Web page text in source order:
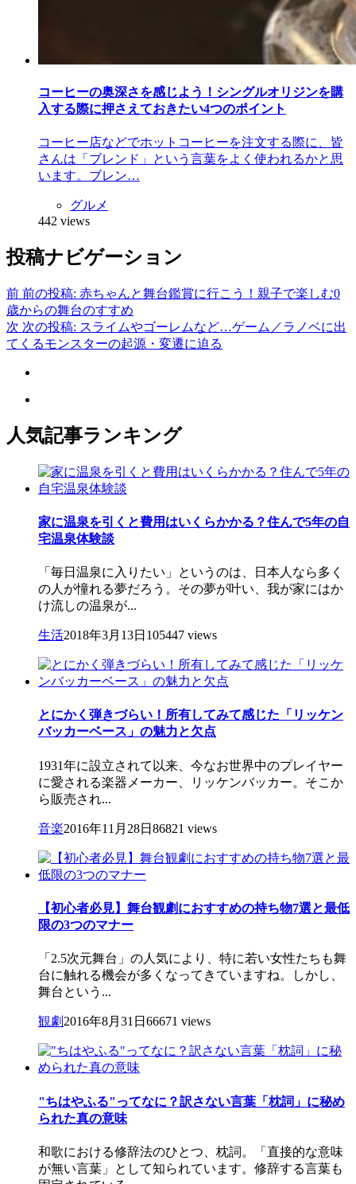
コーヒーの奥深さを感じよう！シングルオリジンを購
入する際に押さえておきたい4つのポイント
コーヒー店などでホットコーヒーを注文する際に、皆
さんは「ブレンド」という言葉をよく使われるかと思
います。ブレン…
グルメ
442 views
投稿ナビゲーション
前 前の投稿: 赤ちゃんと舞台鑑賞に行こう！親子で楽しむ0
歳からの舞台のすすめ
次 次の投稿: スライムやゴーレムなど…ゲーム／ラノベに出
てくるモンスターの起源・変遷に迫る
人気記事ランキング
家に温泉を引くと費用はいくらかかる？住んで5年の自
宅温泉体験談
「毎日温泉に入りたい」というのは、日本人なら多く
の人が憧れる夢だろう。その夢が叶い、我が家にはか
け流しの温泉が...
生活2018年3月13日 105447 views
とにかく弾きづらい！所有してみて感じた「リッケン
バッカーベース」の魅力と欠点
1931年に設立されて以来、今なお世界中のプレイヤー
に愛される楽器メーカー、リッケンバッカー。そこか
ら販売され...
音楽2016年11月28日 86821 views
【初心者必見】舞台観劇におすすめの持ち物7選と最低
限の3つのマナー
「2.5次元舞台」の人気により、特に若い女性たちも舞
台に触れる機会が多くなってきていますね。しかし、
舞台という...
観劇 2016年8月31日 66671 views
"ちはやふる"ってなに？訳さない言葉「枕詞」に秘め
られた真の意味
和歌における修辞法のひとつ、枕詞。「直接的な意味
が無い言葉」として知られています。修辞する言葉も